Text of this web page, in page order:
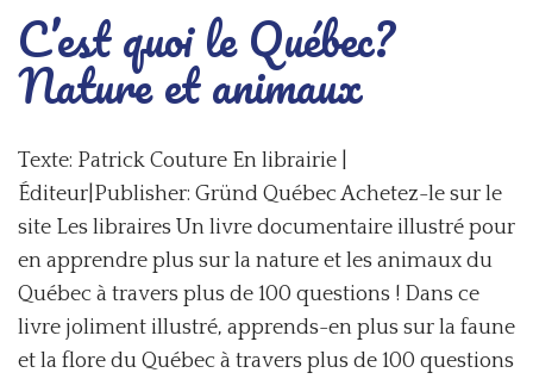
C’est quoi le Québec?
Nature et animaux
Texte: Patrick Couture En librairie |
Éditeur|Publisher: Gründ Québec Achetez-le sur le
site Les libraires Un livre documentaire illustré pour
en apprendre plus sur la nature et les animaux du
Québec à travers plus de 100 questions ! Dans ce
livre joliment illustré, apprends-en plus sur la faune
et la flore du Québec à travers plus de 100 questions